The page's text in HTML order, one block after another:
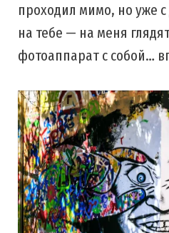
проходил мимо, но уже с
на тебе — на меня
фотоаппарат с собой…